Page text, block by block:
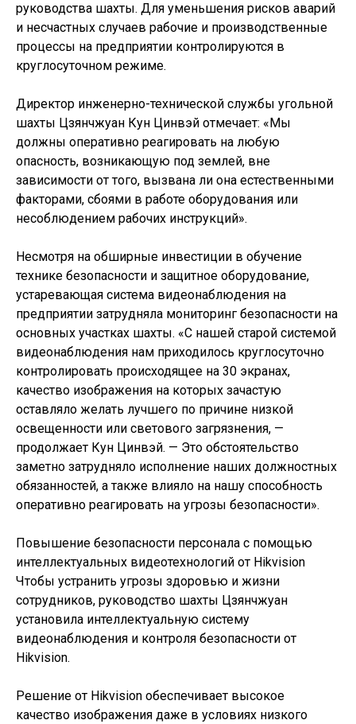
руководства шахты. Для уменьшения рисков аварий
и несчастных случаев рабочие и производственные
процессы на предприятии контролируются в
круглосуточном режиме.
Директор инженерно-технической службы угольной
шахты Цзянчжуан Кун Цинвэй отмечает: «Мы
должны оперативно реагировать на любую
опасность, возникающую под землей, вне
зависимости от того, вызвана ли она естественными
факторами, сбоями в работе оборудования или
несоблюдением рабочих инструкций».
Несмотря на обширные инвестиции в обучение
технике безопасности и защитное оборудование,
устаревающая система видеонаблюдения на
предприятии затрудняла мониторинг безопасности на
основных участках шахты. «С нашей старой системой
видеонаблюдения нам приходилось круглосуточно
контролировать происходящее на 30 экранах,
качество изображения на которых зачастую
оставляло желать лучшего по причине низкой
освещенности или светового загрязнения, —
продолжает Кун Цинвэй. — Это обстоятельство
заметно затрудняло исполнение наших должностных
обязанностей, а также влияло на нашу способность
оперативно реагировать на угрозы безопасности».
Повышение безопасности персонала с помощью
интеллектуальных видеотехнологий от Hikvision
Чтобы устранить угрозы здоровью и жизни
сотрудников, руководство шахты Цзянчжуан
установила интеллектуальную систему
видеонаблюдения и контроля безопасности от
Hikvision.
Решение от Hikvision обеспечивает высокое
качество изображения даже в условиях низкого